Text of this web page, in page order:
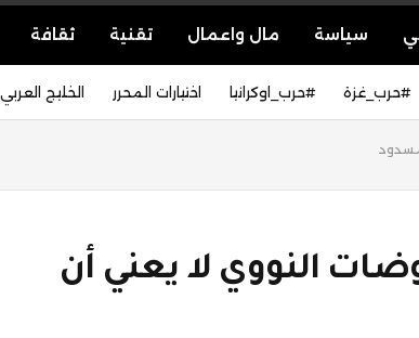
سياسة مال واعمال تقنية ثقافة
#حرب_غزة #حرب_اوكرانيا اختيارات المحرر الخليج العربي
مسدود
النووي لا يعني أن